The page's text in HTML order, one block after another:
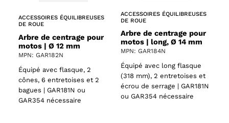
ACCESSOIRES ÉQUILIBREUSES
DE ROUE
Arbre de centrage pour
motos | Ø 12 mm
MPN: GAR182N
Équipé avec flasque, 2
cônes, 6 entretoises et 2
bagues | GAR181N ou
GAR354 nécessaire
ACCESSOIRES ÉQUILIBREUSES
DE ROUE
Arbre de centrage pour
motos | long, Ø 14 mm
MPN: GAR184N
Équipé avec long flasque
(318 mm), 2 entretoises et
écrou de serrage | GAR181N
ou GAR354 nécessaire